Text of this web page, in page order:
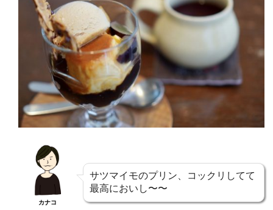
カナコ
サツマイモのプリン、コックリしてて
最高においし〜〜